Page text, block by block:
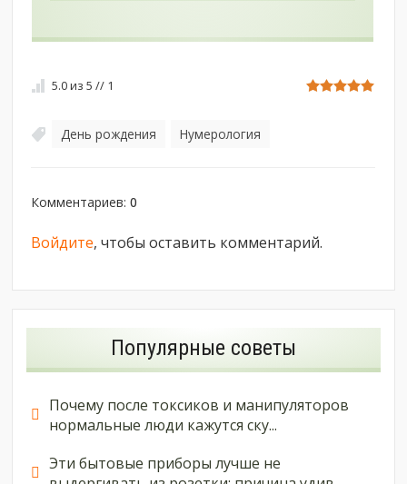
5.0из5 // 1
День рождения Нумерология
Комментариев:0
Войдите, чтобы оставить комментарий.
Популярные советы
Почему после токсиков и манипуляторов
нормальные люди кажутся ску...
Эти бытовые приборы лучше не